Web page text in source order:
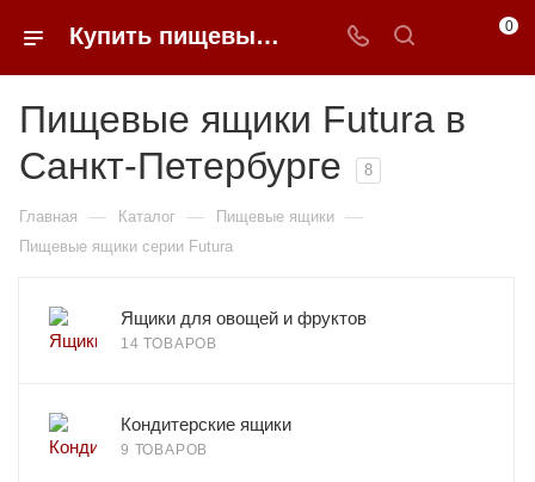
Купить пищевые ящики Futura в Санкт-Петербурге | 0FFER 0
Пищевые ящики Futura в
Санкт-Петербурге
8
Главная — Каталог — Пищевые ящики —
Пищевые ящики серии Futura
Ящики для овощей и фруктов
14 ТОВАРОВ
Кондитерские ящики
9 ТОВАРОВ